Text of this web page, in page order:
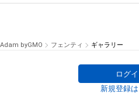
Adam byGMO フェンティ ギャラリー
ログ
新規登録